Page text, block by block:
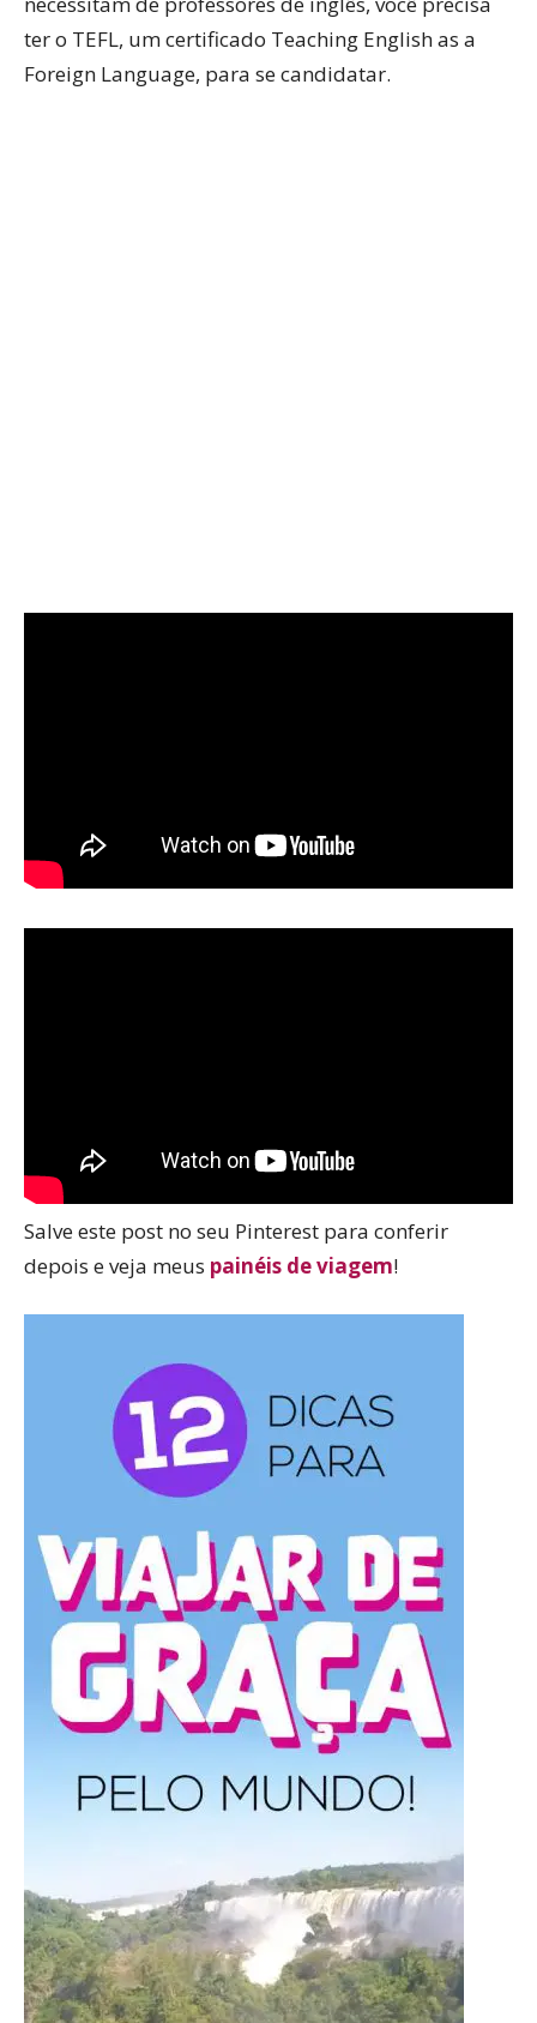
ter o TEFL, um certificado Teaching English as a
Foreign Language, para se candidatar.
Salve este post no seu Pinterest para conferir
depois e veja meus painéis de viagem!